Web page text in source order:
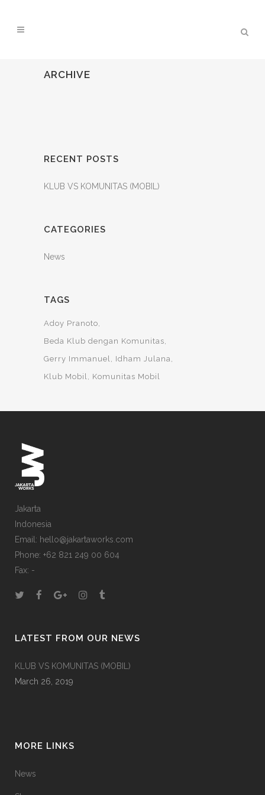
ARCHIVE
RECENT POSTS
KLUB VS KOMUNITAS (MOBIL)
CATEGORIES
News
TAGS
Adoy Pranoto
Beda Klub dengan Komunitas
Gerry Immanuel
Idham Julana
Klub Mobil
Komunitas Mobil
Jakarta
Indonesia
Email: hello@jakartaworks.com
Phone: +62 821 249 00 604
Fax: -
LATEST FROM OUR NEWS
KLUB VS KOMUNITAS (MOBIL)
March 26, 2019
MORE LINKS
News